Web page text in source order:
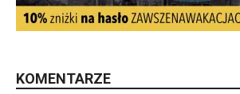
KOMENTARZE